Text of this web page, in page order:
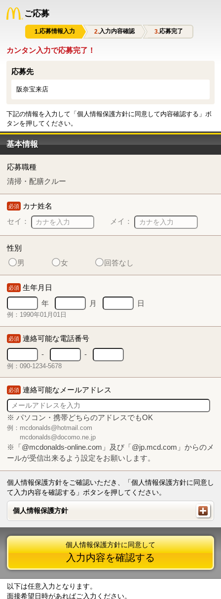
ご応募
応募情報入力 入力内容確認 応募完了
カンタン入力で応募完了！
応募先
阪奈宝来店
下記の情報を入力して「個人情報保護方針に同意して内容確認する」ボ
タンを押してください。
基本情報
応募職種
清掃・配膳クルー
必須 カナ姓名
セイ：
メイ：
性別
男
女 回答なし
必須 生年月日
年
月 日
例：1990年01月01日
必須 連絡可能な電話番号
-
-
例：090-1234-5678
必須 連絡可能なメールアドレス
※ パソコン・携帯どちらのアドレスでもOK
例：mcdonalds@hotmail.com
mcdonalds@docomo.ne.jp
※「@mcdonalds-online.com」及び「@jp.mcd.com」からのメ
ールが受信出来るよう設定をお願いします。
個人情報保護方針をご確認いただき、「個人情報保護方針に同意し
て入力内容を確認する」ボタンを押してください。
個人情報保護方針
個人情報保護方針
個人情報保護方針に同意して
入力内容を確認する
以下は任意入力となります。
面接希望日時があればご入力ください。